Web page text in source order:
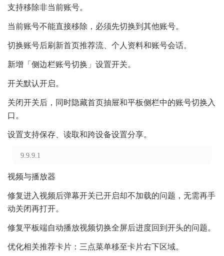
支持移除非当前账号。
当前账号不能直接移除，必须先切换到其他账号。
切换账号后刷新首页推荐流、个人资料和账号会话。
新增「侧边栏账号切换」设置开关。
开关默认开启。
关闭开关后，同时隐藏首页抽屉和平板侧栏中的账号切换入
口。
设置支持保存、读取和跨设备设置分享。
9.9.9.1
视频与播放器
修复进入视频后弹幕开关已开启却不加载的问题，无需再手
动关闭再打开。
修复平板端自动播放视频切换全屏后进度回到开头的问题。
优化相关推荐卡片：三点菜单移至卡片右下区域。